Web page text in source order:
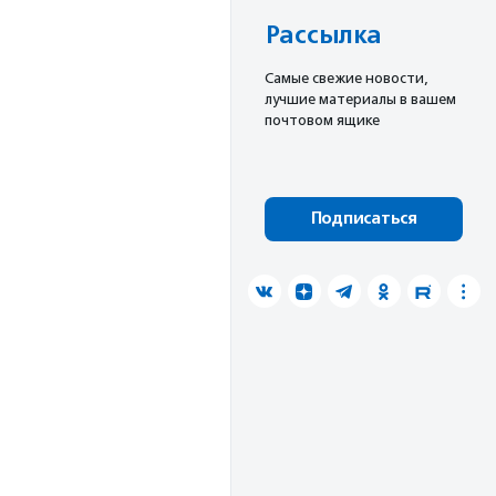
Рассылка
Cамые свежие новости,
лучшие материалы в вашем
почтовом ящике
Подписаться